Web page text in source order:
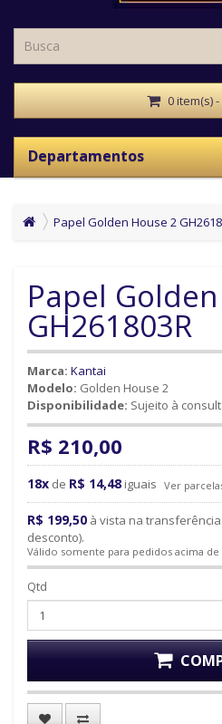
0 item(s) -
Departamentos
Papel Golden House 2
Papel
GH261803R
Marca: Kantai
Modelo: Golden House 2
Disponibilidade: Sujeito à
R$ 210,00
18x de R$ 14,48 iguais Ver
R$ 199,50 à vista na
desconto).
Válido somente para pedidos acima de
Qtd